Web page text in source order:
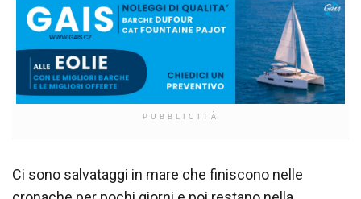
PUBBLICITÀ
Ci sono salvataggi in mare che finiscono nelle